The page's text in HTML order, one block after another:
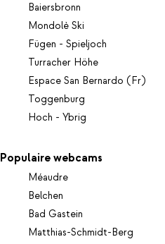
Baiersbronn
Mondolè Ski
Fügen - Spieljoch
Turracher Höhe
Espace San Bernardo (Fr)
Toggenburg
Hoch - Ybrig
Populaire webcams
Méaudre
Belchen
Bad Gastein
Matthias-Schmidt-Berg